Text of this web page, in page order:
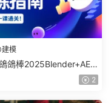
建模
鴿棒2025Blender+AE
修煉指南【畫質高清有部2